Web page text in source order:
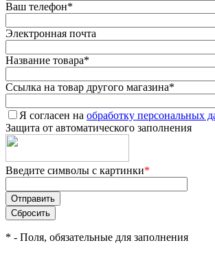
Ваш телефон*
Электронная почта
Название товара*
Ссылка на товар другого магазина*
Я согласен на обработку персональных
Защита от автоматического заполнения
Введите символы с картинки*
* - Поля, обязательные для заполнения